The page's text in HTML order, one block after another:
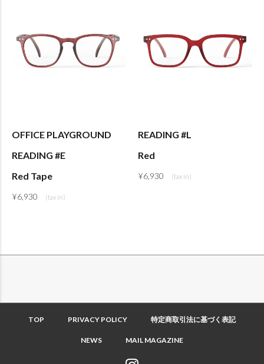
OFFICE PLAYGROUND
READING #E
Red Tape
¥6,930
READING #L
Red
¥6,930
TOP PRIVACY POLICY 特定商取引法に基づく表記
NEWS MAIL MAGAZINE